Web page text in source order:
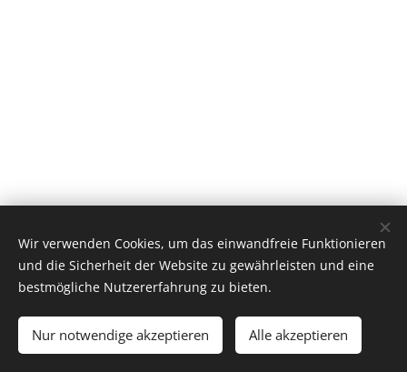
© 2026 by Dr. Andrea Christoph-Gaugusch
All rights reserved.
Cookies
Wir verwenden Cookies, um das einwandfreie Funktionieren
und die Sicherheit der Website zu gewährleisten und eine
bestmögliche Nutzererfahrung zu bieten.
Nur notwendige akzeptieren Alle akzeptieren